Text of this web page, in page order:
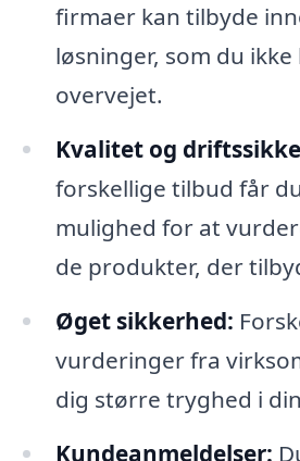
firmaer kan tilbyde
løsninger, som du ikke
overvejet.
Kvalitet og
forskellige tilbud får
mulighed for at
de produkter, der
Øget sikkerhed:
vurderinger fra
dig større tryghed i
Kundeanmeldelser: